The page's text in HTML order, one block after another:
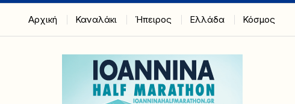
Αρχική Καναλάκι Ήπειρος Ελλάδα Κόσμος